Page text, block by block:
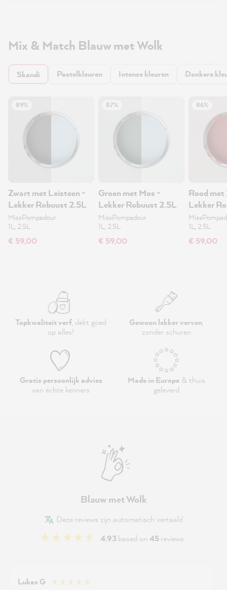
Mix & Match Blauw met Wolk
Skandi Pastelkleuren Intense kleuren Donkere
89%
Zwart met Leisteen -
Lekker Robuust 2.5L
MissPompadour
1L, 2.5L
€ 59,00
87%
Groen met Mos -
Lekker Robuust 2.5L
MissPompadour
1L, 2.5L
€ 59,00
86%
Rood met
Lekker
muurverf
1L, 2.5L
€ 59,00
Topkwaliteit verf, dekt goed
op alles!
Gewoon lekker verven,
zonder schuren
Gratis persoonlijk advies
van échte kenners
Made in Europe& thuis
geleverd
Blauw met Wolk
Deze reviews zijn automatisch vertaald
4.93based on 45reviews
Lukas G